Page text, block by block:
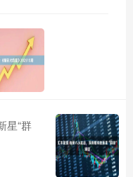
星“群